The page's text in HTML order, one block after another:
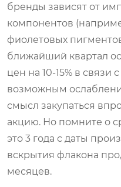
бренды зависят от
компонентов
фиолетовых
ближайший квартал
цен на 10-15% в
возможным
смысл закупаться
акцию. Но помните о
это 3 года с даты
вскрытия флакона
месяцев.